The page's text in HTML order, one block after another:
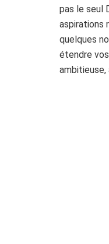
pas le seul
aspirations
quelques
étendre
ambitieuse,